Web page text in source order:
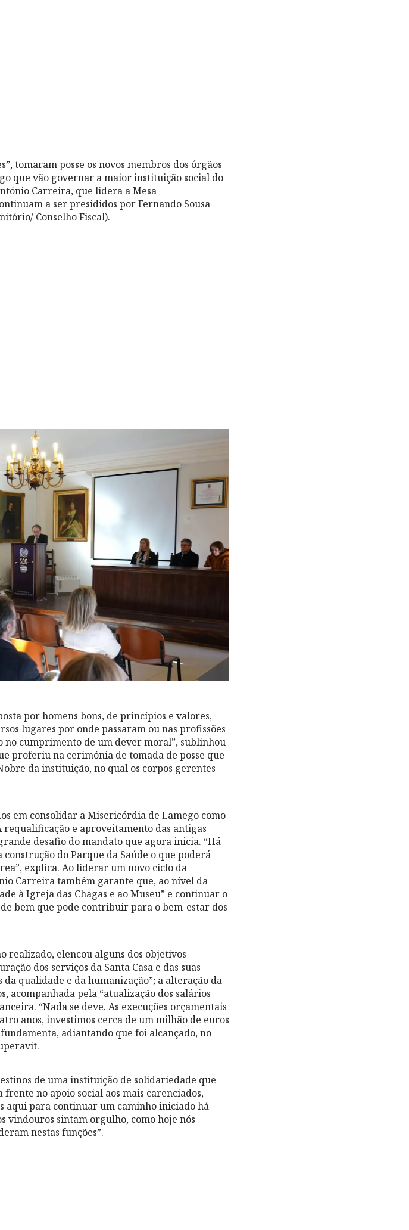
tomaram posse os novos membros dos órgãos
que vão governar a maior instituição social do
Carreira, que lidera a Mesa
a ser presididos por Fernando Sousa
Conselho Fiscal).
por homens bons, de princípios e valores,
lugares por onde passaram ou nas profissões
no cumprimento de um dever moral”, sublinhou
proferiu na cerimónia de tomada de posse que
da instituição, no qual os corpos gerentes
em consolidar a Misericórdia de Lamego como
e aproveitamento das antigas
desafio do mandato que agora inicia. “Há
do Parque da Saúde o que poderá
explica. Ao liderar um novo ciclo da
Carreira também garante que, ao nível da
à Igreja das Chagas e ao Museu” e continuar o
bem que pode contribuir para o bem-estar dos
realizado, elencou alguns dos objetivos
dos serviços da Santa Casa e das suas
qualidade e da humanização”; a alteração da
acompanhada pela “atualização dos salários
“Nada se deve. As execuções orçamentais
anos, investimos cerca de um milhão de euros
adiantando que foi alcançado, no
de uma instituição de solidariedade que
no apoio social aos mais carenciados,
aqui para continuar um caminho iniciado há
vindouros sintam orgulho, como hoje nós
nestas funções”.